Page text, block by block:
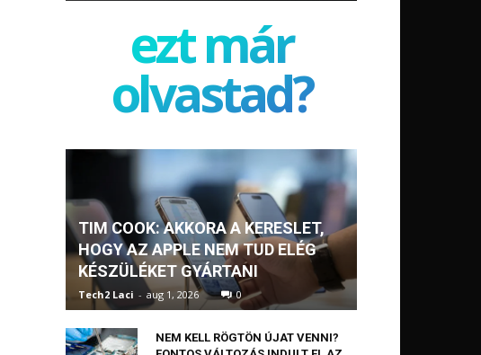
ezt már
olvastad?
TIM COOK: AKKORA A KERESLET,
HOGY AZ APPLE NEM TUD ELÉG
KÉSZÜLÉKET GYÁRTANI
Tech2 Laci - aug 1, 2026 0
NEM KELL RÖGTÖN ÚJAT VENNI?